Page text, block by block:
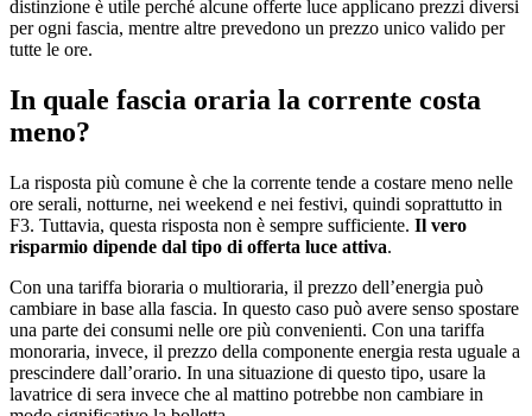
distinzione è utile perché alcune offerte luce applicano prezzi diversi
per ogni fascia, mentre altre prevedono un prezzo unico valido per
tutte le ore.
In quale fascia oraria la corrente costa
meno?
La risposta più comune è che la corrente tende a costare meno nelle
ore serali, notturne, nei weekend e nei festivi, quindi soprattutto in
F3. Tuttavia, questa risposta non è sempre sufficiente. Il vero
risparmio dipende dal tipo di offerta luce attiva.
Con una tariffa bioraria o multioraria, il prezzo dell’energia può
cambiare in base alla fascia. In questo caso può avere senso spostare
una parte dei consumi nelle ore più convenienti. Con una tariffa
monoraria, invece, il prezzo della componente energia resta uguale a
prescindere dall’orario. In una situazione di questo tipo, usare la
lavatrice di sera invece che al mattino potrebbe non cambiare in